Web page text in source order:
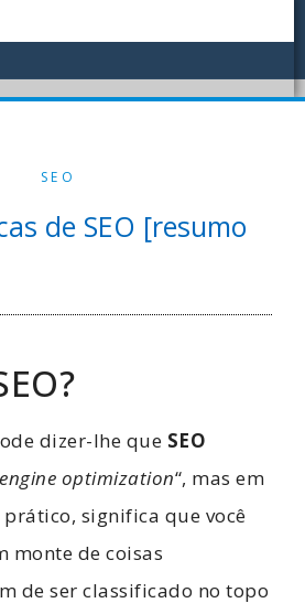
SEO
de SEO [resumo
dizer-lhe que SEO
optimization“, mas em
significa que você
monte de coisas
de ser classificado no topo